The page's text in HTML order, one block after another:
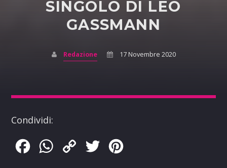
SINGOLO DI LEO
GASSMANN
Redazione 17 Novembre 2020
Condividi:
FacebookWhatsApp
Copy
Twitter